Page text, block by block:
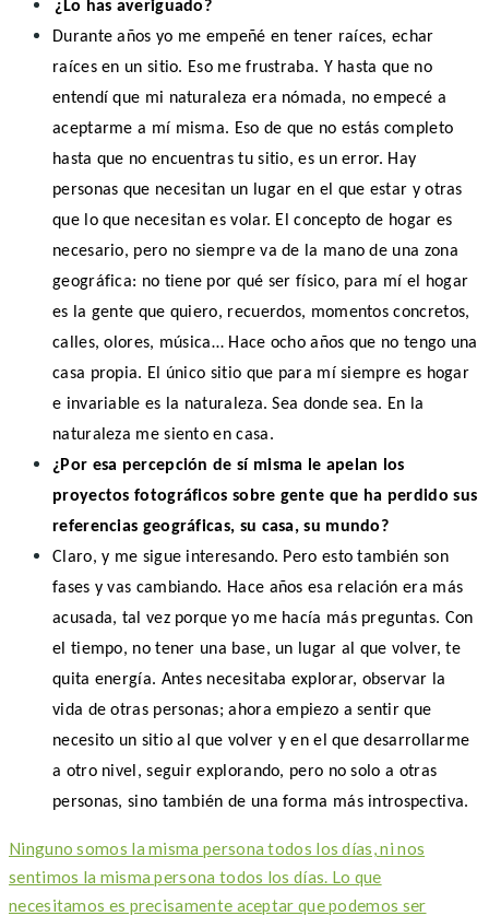
¿Lo has averiguado?
Durante años yo me empeñé en tener raíces, echar
raíces en un sitio. Eso me frustraba. Y hasta que no
entendí que mi naturaleza era nómada, no empecé a
aceptarme a mí misma. Eso de que no estás completo
hasta que no encuentras tu sitio, es un error. Hay
personas que necesitan un lugar en el que estar y otras
que lo que necesitan es volar. El concepto de hogar es
necesario, pero no siempre va de la mano de una zona
geográfica: no tiene por qué ser físico, para mí el hogar
es la gente que quiero, recuerdos, momentos concretos,
calles, olores, música… Hace ocho años que no tengo una
casa propia. El único sitio que para mí siempre es hogar
e invariable es la naturaleza. Sea donde sea. En la
naturaleza me siento en casa.
¿Por esa percepción de sí misma le apelan los
proyectos fotográficos sobre gente que ha perdido sus
referencias geográficas, su casa, su mundo?
Claro, y me sigue interesando. Pero esto también son
fases y vas cambiando. Hace años esa relación era más
acusada, tal vez porque yo me hacía más preguntas. Con
el tiempo, no tener una base, un lugar al que volver, te
quita energía. Antes necesitaba explorar, observar la
vida de otras personas; ahora empiezo a sentir que
necesito un sitio al que volver y en el que desarrollarme
a otro nivel, seguir explorando, pero no solo a otras
personas, sino también de una forma más introspectiva.
Ninguno somos la misma persona todos los días, ni nos
sentimos la misma persona todos los días. Lo que
necesitamos es precisamente aceptar que podemos ser